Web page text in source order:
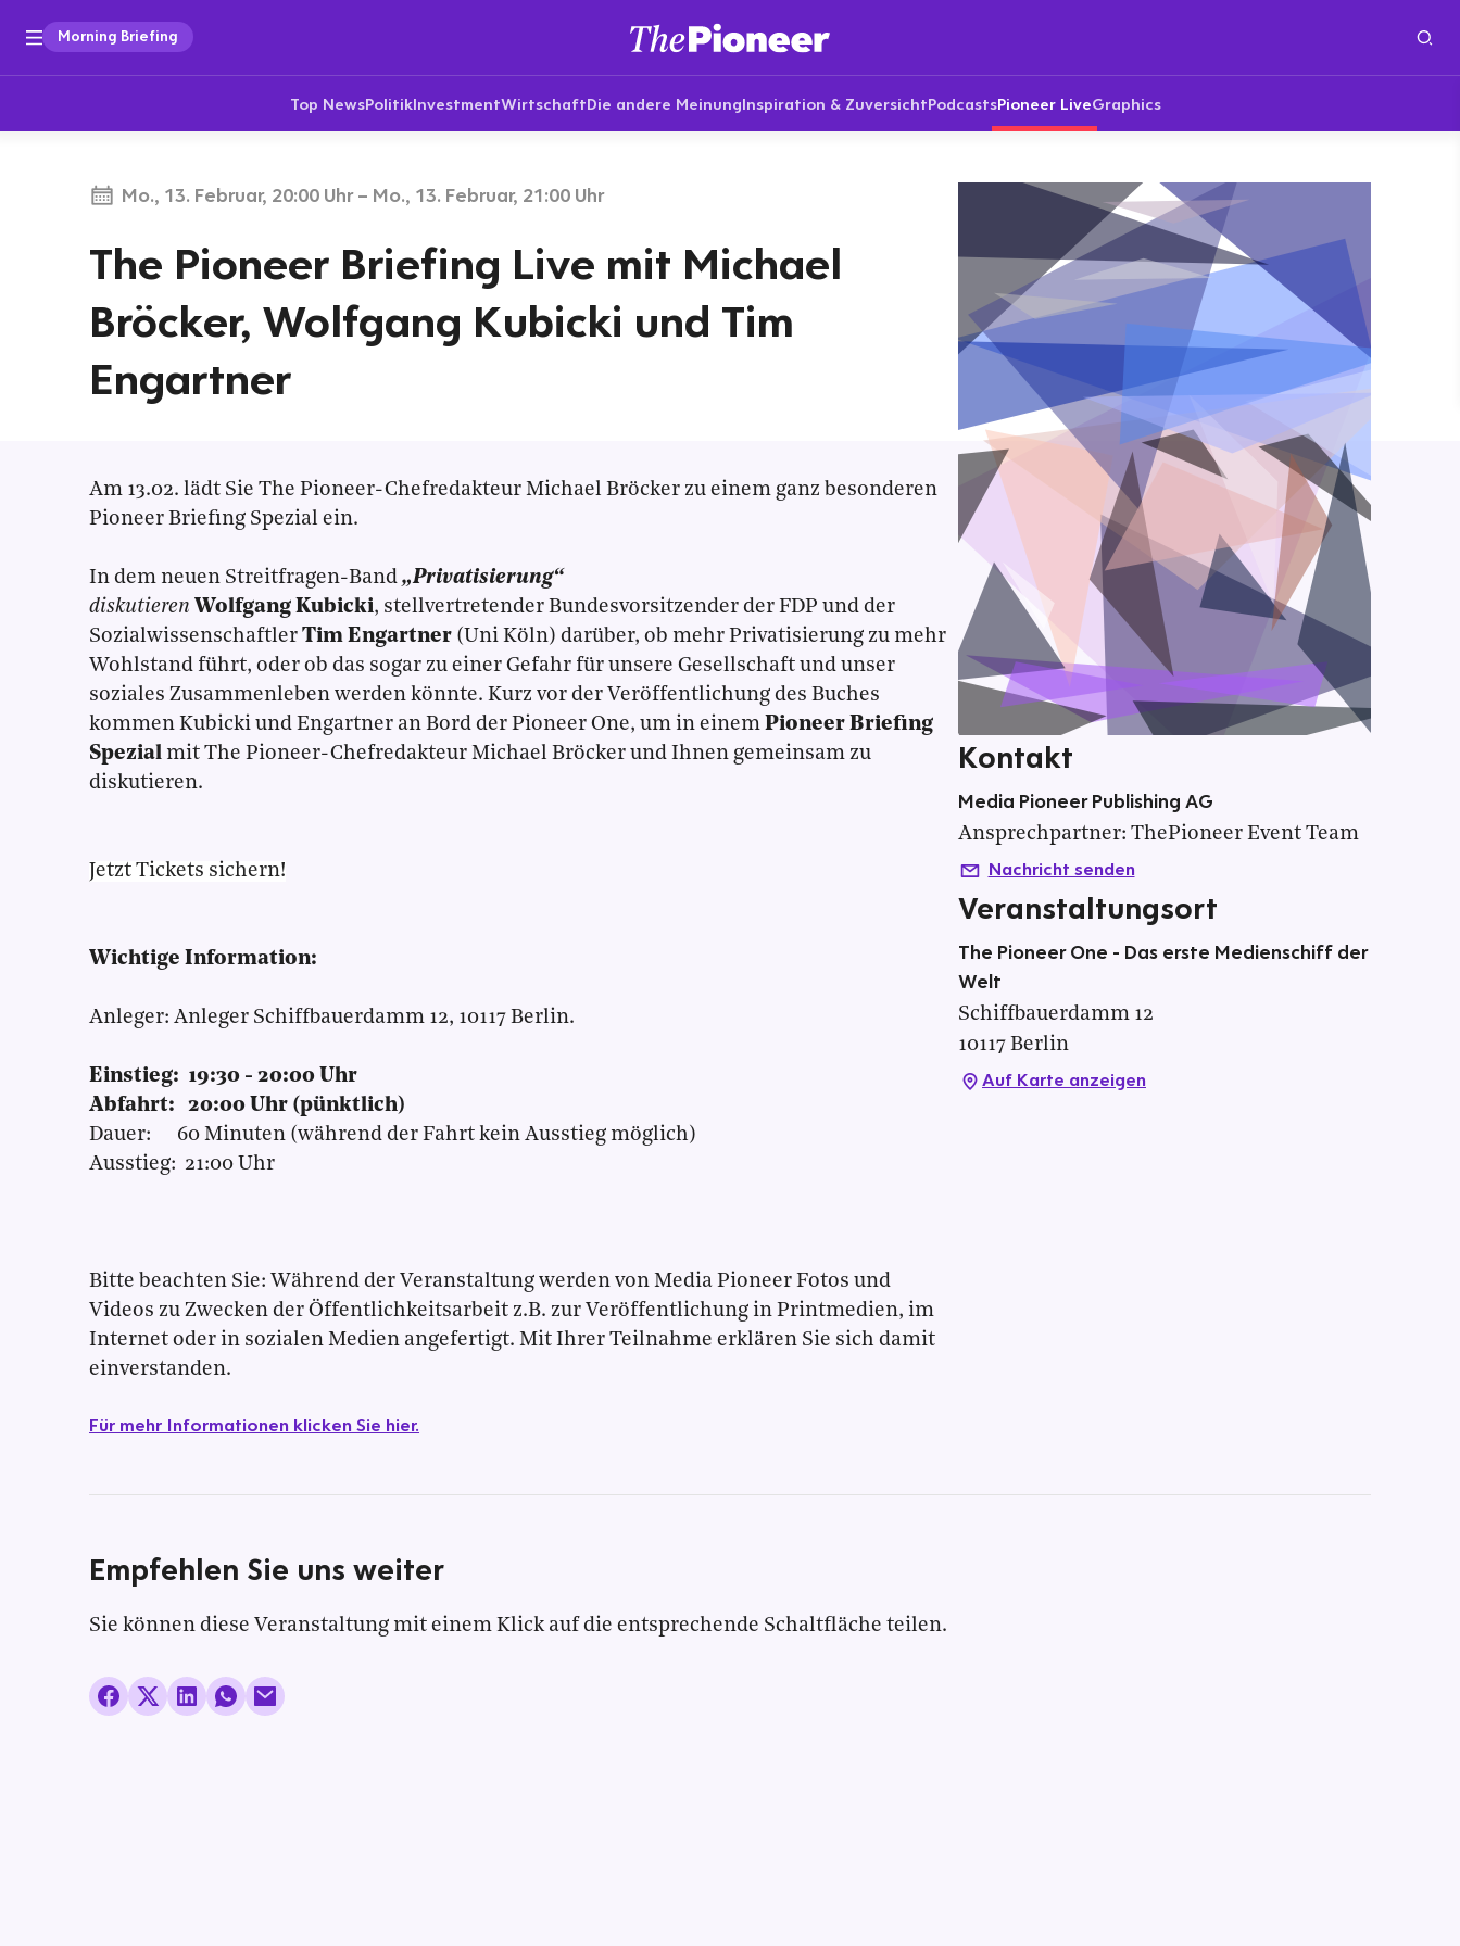
Morning Briefing
Top NewsPolitikInvestmentWirtschaftDie andere MeinungInspiration & ZuversichtPodcastsPioneer LiveGraphics
Mo., 13. Februar, 20:00 Uhr– Mo., 13. Februar, 21:00 Uhr
The Pioneer Briefing Live mit Michael
Bröcker, Wolfgang Kubicki und Tim
Engartner
Am 13.02. lädt Sie The Pioneer-Chefredakteur Michael Bröcker zu einem ganz besonderen
Pioneer Briefing Spezial ein.
In dem neuen Streitfragen-Band „Privatisierung“
diskutieren Wolfgang Kubicki, stellvertretender Bundesvorsitzender der FDP und der
Sozialwissenschaftler Tim Engartner (Uni Köln) darüber, ob mehr Privatisierung zu mehr
Wohlstand führt, oder ob das sogar zu einer Gefahr für unsere Gesellschaft und unser
soziales Zusammenleben werden könnte. Kurz vor der Veröffentlichung des Buches
kommen Kubicki und Engartner an Bord der Pioneer One, um in einem Pioneer Briefing
Spezial mit The Pioneer-Chefredakteur Michael Bröcker und Ihnen gemeinsam zu
diskutieren.
Jetzt Tickets sichern!
Wichtige Information:
Anleger: Anleger Schiffbauerdamm 12, 10117 Berlin.
Einstieg: 19:30 - 20:00 Uhr
Abfahrt: 20:00 Uhr (pünktlich)
Dauer: 60 Minuten (während der Fahrt kein Ausstieg möglich)
Ausstieg: 21:00 Uhr
Bitte beachten Sie: Während der Veranstaltung werden von Media Pioneer Fotos und
Videos zu Zwecken der Öffentlichkeitsarbeit z.B. zur Veröffentlichung in Printmedien, im
Internet oder in sozialen Medien angefertigt. Mit Ihrer Teilnahme erklären Sie sich damit
einverstanden.
Für mehr Informationen klicken Sie hier.
Kontakt
Media Pioneer Publishing AG
Ansprechpartner: ThePioneer Event Team
Nachricht senden
Veranstaltungsort
The Pioneer One - Das erste Medienschiff der
Welt
Schiffbauerdamm 12
10117 Berlin
Auf Karte anzeigen
Empfehlen Sie uns weiter
Sie können diese Veranstaltung mit einem Klick auf die entsprechende Schaltfläche teilen.